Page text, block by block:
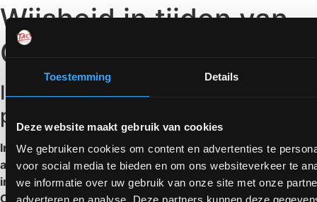
Toestemming Details
Deze website maakt gebruik van cookies
We gebruiken cookies om content en advertenties te
voor social media te bieden en om ons websiteverkeer te
we informatie over uw gebruik van onze site met onze
adverteren en analyse. Deze partners kunnen deze
Wijsheid in tijden van
Covid-19 (deel 2)
Individuele Wijsheid: non-
polariteit & het Oog van de Storm
In deel 1van dit drieluik constateerden we dat het niet
aannemelijk is dat we in de nabije toekomst als collectief
in staat zijn om Wijs om te gaan met een situatie zoals de
Corona-‘crisis’. Dan rijst natuurlijk de vraag: hoe zou je